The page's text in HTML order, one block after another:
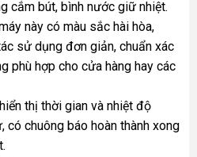
cắm bút, bình nước giữ nhiệt.
này có màu sắc hài hòa,
sử dụng đơn giản, chuẩn xác
phù hợp cho cửa hàng hay các
thị thời gian và nhiệt độ
có chuông báo hoàn thành xong